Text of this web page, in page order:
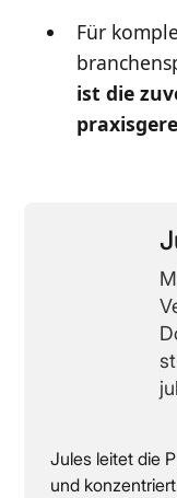
Für
ist die
Jules leitet die
und